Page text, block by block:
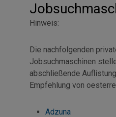
Hinweis:
Die nachfolgenden
Jobsuchmaschinen
abschließende
Empfehlung von
Adzuna